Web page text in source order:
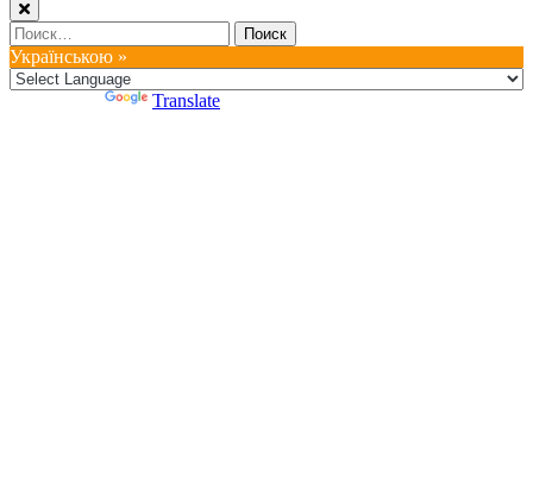
Найти:
Українською »
Translate